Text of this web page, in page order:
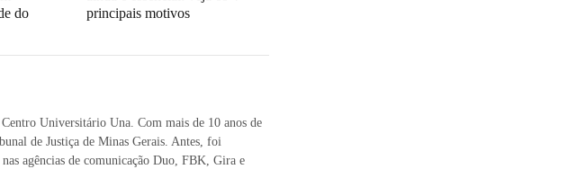
do
principais motivos
Universitário Una. Com mais de 10 anos de
de Justiça de Minas Gerais. Antes, foi
agências de comunicação Duo, FBK, Gira e